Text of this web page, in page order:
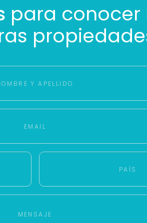
para conocer